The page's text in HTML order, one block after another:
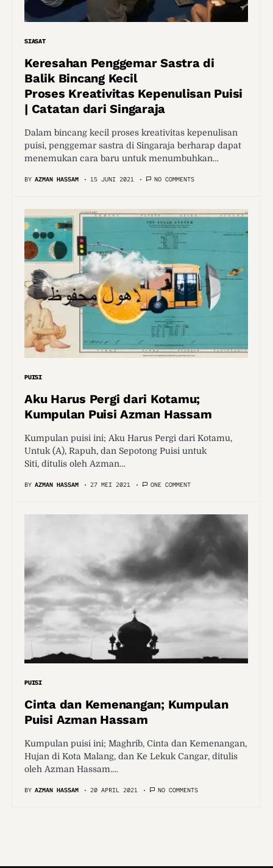
SIASAT
Keresahan Penggemar Sastra di
Balik Bincang Kecil
Proses Kreativitas Kepenulisan Puisi
| Catatan dari Singaraja
Dalam bincang kecil proses kreativitas kepenulisan
puisi, penggemar sastra di Singaraja berharap dapat
menemukan cara baru untuk menumbuhkan…
BY AZMAN HASSAM 15 JUNI 2021 NO COMMENTS
PUISI
Aku Harus Pergi dari Kotamu;
Kumpulan Puisi Azman Hassam
Kumpulan puisi ini; Aku Harus Pergi dari Kotamu,
Untuk (A), Rapuh, dan Sepotong Puisi untuk
Siti, ditulis oleh Azman…
BY AZMAN HASSAM 27 MEI 2021 ONE COMMENT
PUISI
Cinta dan Kemenangan; Kumpulan
Puisi Azman Hassam
Kumpulan puisi ini; Maghrib, Cinta dan Kemenangan,
Hujan di Kota Malang, dan Ke Lekuk Cangar, ditulis
oleh Azman Hassam.…
BY AZMAN HASSAM 20 APRIL 2021 NO COMMENTS